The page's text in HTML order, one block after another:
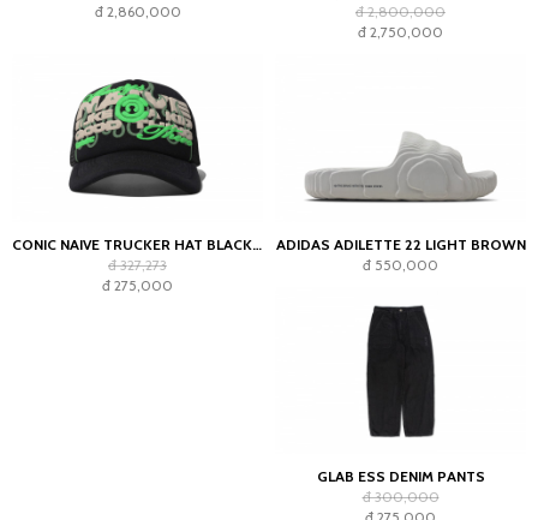
đ 2,860,000
đ 2,800,000
đ 2,750,000
CONIC NAIVE TRUCKER HAT BLACK GREEN
đ 327,273
đ 275,000
ADIDAS ADILETTE 22 LIGHT BROWN
đ 550,000
GLAB ESS DENIM PANTS
đ 300,000